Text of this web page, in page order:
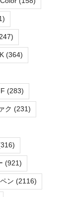
(364)
(283)
ク (231)
(921)
ン (2116)